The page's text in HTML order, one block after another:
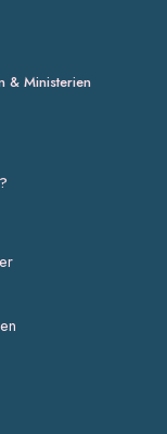
& Ministerien